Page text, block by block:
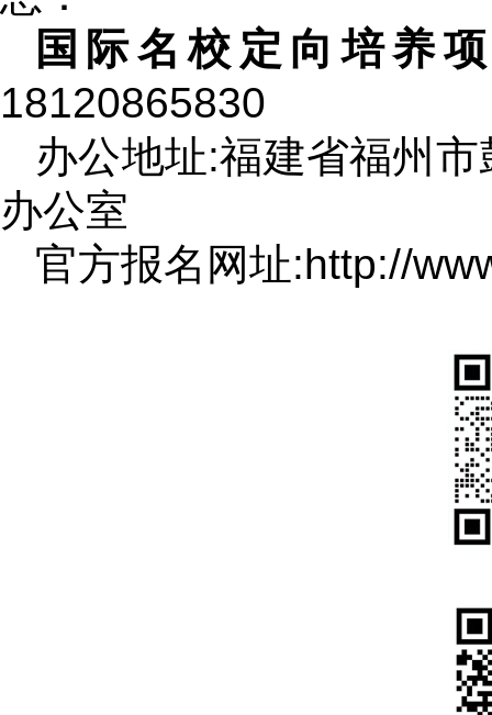
国际名校定向培养
18120865830
办公地址:福建省福州
办公室
官方报名网址:http://